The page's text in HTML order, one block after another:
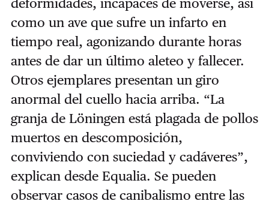
como un ave que sufre un infarto en
tiempo real, agonizando durante horas
antes de dar un último aleteo y fallecer.
Otros ejemplares presentan un giro
anormal del cuello hacia arriba. “La
granja de Löningen está plagada de pollos
muertos en descomposición,
conviviendo con suciedad y cadáveres”,
explican desde Equalia. Se pueden
observar casos de canibalismo entre las